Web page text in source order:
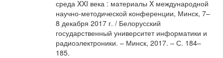
среда XXI века : материалы X международной
научно-методической конференции, Минск, 7–
8 декабря 2017 г. / Белорусский
государственный университет информатики и
радиоэлектроники. – Минск, 2017. – С. 184–
185.